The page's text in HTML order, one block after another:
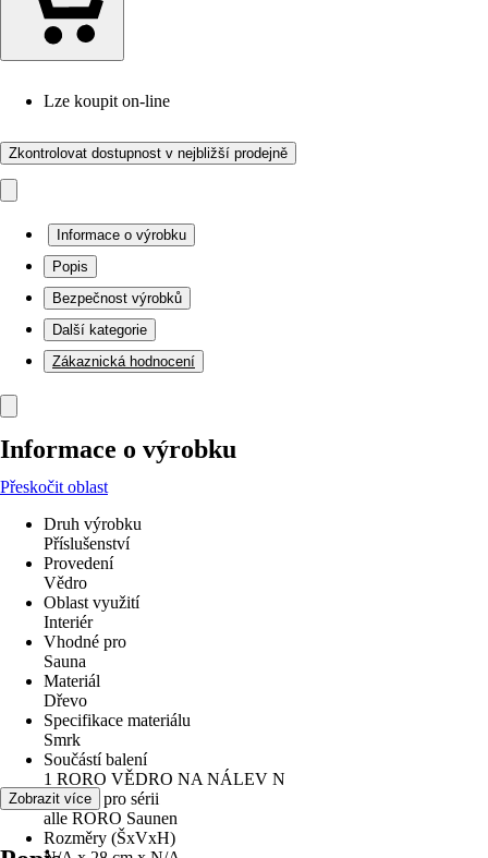
Lze koupit on-line
Zkontrolovat dostupnost v nejbližší prodejně
Informace o výrobku
Popis
Bezpečnost výrobků
Další kategorie
Zákaznická hodnocení
Informace o výrobku
Přeskočit oblast
Druh výrobku
Příslušenství
Provedení
Vědro
Oblast využití
Interiér
Vhodné pro
Sauna
Materiál
Dřevo
Specifikace materiálu
Smrk
Součástí balení
1 RORO VĚDRO NA NÁLEV N
Vhodné pro sérii
alle RORO Saunen
Rozměry (ŠxVxH)
Zobrazit více